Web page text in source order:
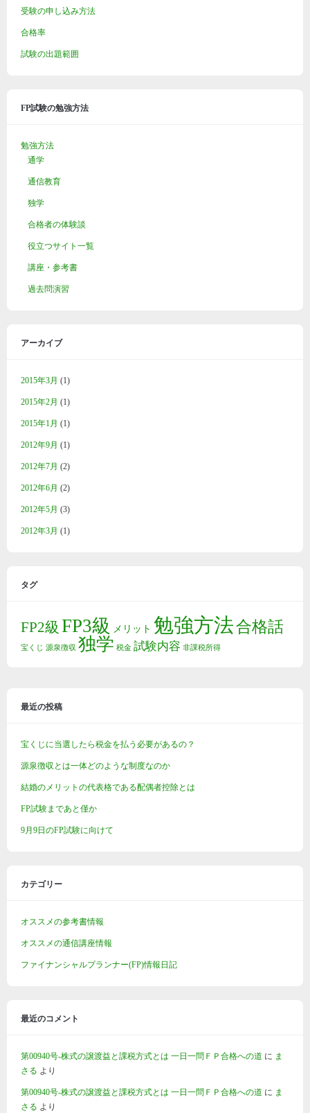
受験の申し込み方法
合格率
試験の出題範囲
FP試験の勉強方法
勉強方法
通学
通信教育
独学
合格者の体験談
役立つサイト一覧
講座・参考書
過去問演習
アーカイブ
2015年3月 (1)
2015年2月 (1)
2015年1月 (1)
2012年9月 (1)
2012年7月 (2)
2012年6月 (2)
2012年5月 (3)
2012年3月 (1)
タグ
FP2級 FP3級 メリット 勉強方法合格話
宝くじ 源泉徴収 独学 税金 試験内容 非課税所得
最近の投稿
宝くじに当選したら税金を払う必要があるの？
源泉徴収とは一体どのような制度なのか
結婚のメリットの代表格である配偶者控除とは
FP試験まであと僅か
9月9日のFP試験に向けて
カテゴリー
オススメの参考書情報
オススメの通信講座情報
ファイナンシャルプランナー(FP)情報日記
最近のコメント
第00940号-株式の譲渡益と課税方式とは 一日一問ＦＰ合格への道 に ま
さる より
第00940号-株式の譲渡益と課税方式とは 一日一問ＦＰ合格への道 に ま
さる より